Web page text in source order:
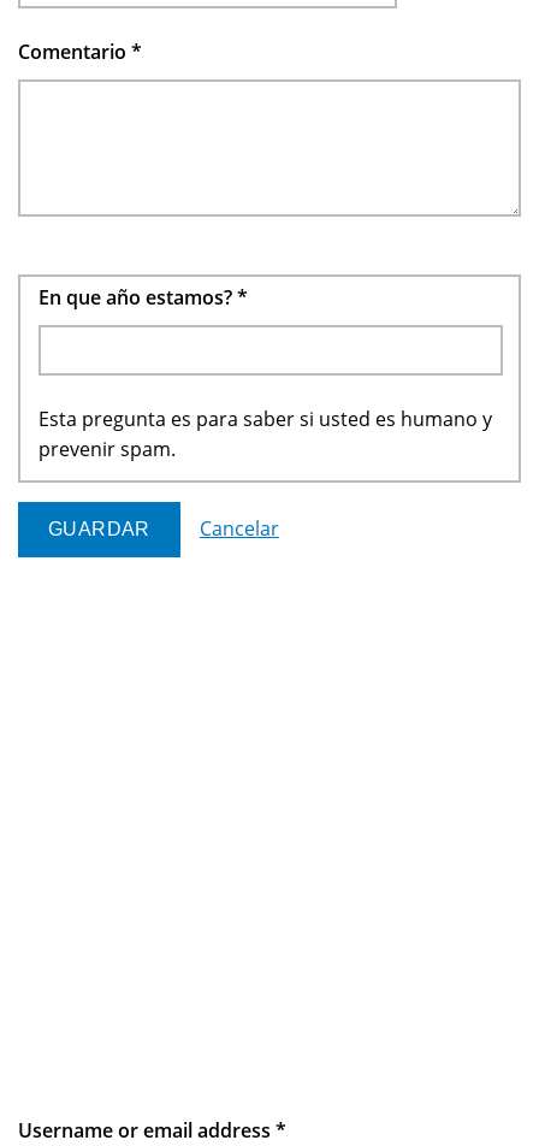
Comentario *
En que año estamos?*
Esta pregunta es para saber si usted es humano y
prevenir spam.
Cancelar
Username or email address *